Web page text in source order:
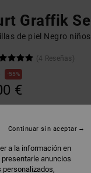
Graffik Se
de piel Negro niños
(4 Reseñas)
55%
€
black/grey
a la información en
anuncios
personalizados,
Continuar sin aceptar